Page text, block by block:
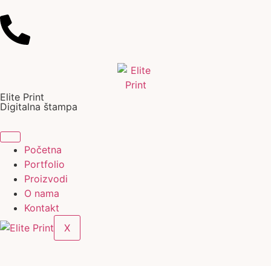
Elite Print
Digitalna štampa
Početna
Portfolio
Proizvodi
O nama
Kontakt
X